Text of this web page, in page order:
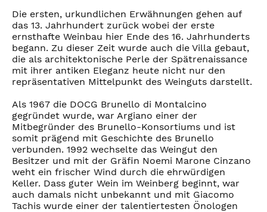
Die ersten, urkundlichen Erwähnungen gehen auf
das 13. Jahrhundert zurück wobei der erste
ernsthafte Weinbau hier Ende des 16. Jahrhunderts
begann. Zu dieser Zeit wurde auch die Villa gebaut,
die als architektonische Perle der Spätrenaissance
mit ihrer antiken Eleganz heute nicht nur den
repräsentativen Mittelpunkt des Weinguts darstellt.
Als 1967 die DOCG Brunello di Montalcino
gegründet wurde, war Argiano einer der
Mitbegründer des Brunello-Konsortiums und ist
somit prägend mit Geschichte des Brunello
verbunden. 1992 wechselte das Weingut den
Besitzer und mit der Gräfin Noemi Marone Cinzano
weht ein frischer Wind durch die ehrwürdigen
Keller. Dass guter Wein im Weinberg beginnt, war
auch damals nicht unbekannt und mit Giacomo
Tachis wurde einer der talentiertesten Önologen